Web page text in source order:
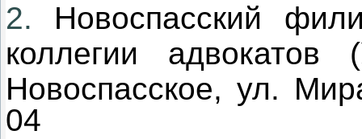
2. Новоспасский
коллегии адвокатов
Новоспасское, ул.
04